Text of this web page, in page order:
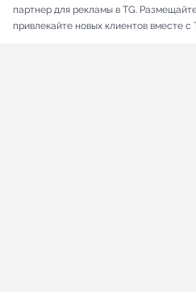
партнер для рекламы в TG.
привлекайте новых клиентов вместе с